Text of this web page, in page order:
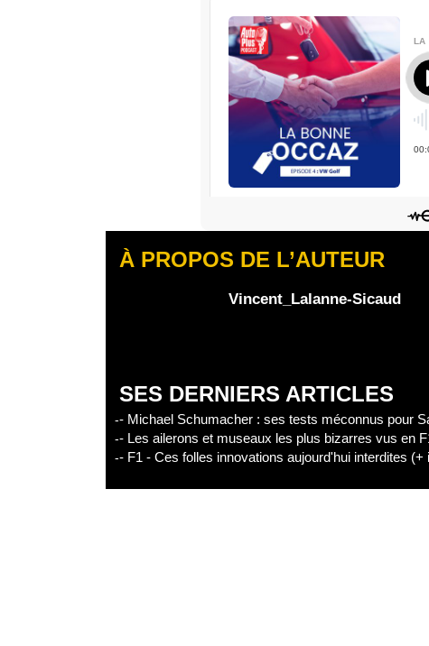
LA
00:
Edisound Flux RSS
Partager l'épisode
À PROPOS DE L’AUTEUR
Vincent_Lalanne-Sicaud
SES DERNIERS ARTICLES
- Michael Schumacher : ses tests méconnus pour
- Les ailerons et museaux les plus bizarres vus en
- F1 - Ces folles innovations aujourd'hui interdites (+